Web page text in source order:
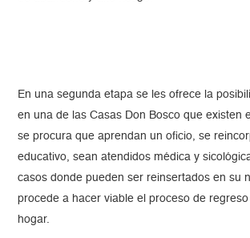
En una segunda etapa se les ofrece la
en una de las Casas Don Bosco que existen
se procura que aprendan un oficio, se
educativo, sean atendidos médica y
casos donde pueden ser reinsertados en su
procede a hacer viable el proceso de
hogar.